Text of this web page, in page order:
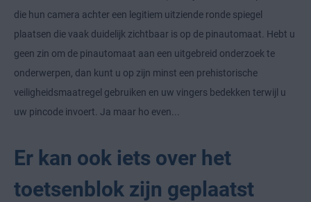
die hun camera achter een legitiem uitziende ronde spiegel
plaatsen die vaak duidelijk zichtbaar is op de pinautomaat. Hebt u
geen zin om de pinautomaat aan een uitgebreid onderzoek te
onderwerpen, dan kunt u op zijn minst een prehistorische
veiligheidsmaatregel gebruiken en uw vingers bedekken terwijl u
uw pincode invoert. Ja maar ho even...
Er kan ook iets over het
toetsenblok zijn geplaatst